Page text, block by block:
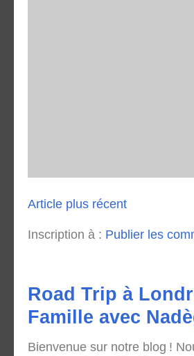
Article plus récent
Inscription à : Publier les
Road Trip à
Famille avec
Bienvenue sur notre blog !